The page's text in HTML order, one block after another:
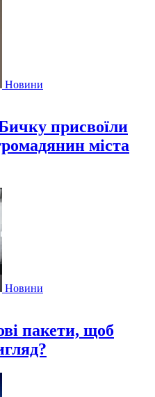
Новини
присвоїли
міста
Новини
пакети, щоб